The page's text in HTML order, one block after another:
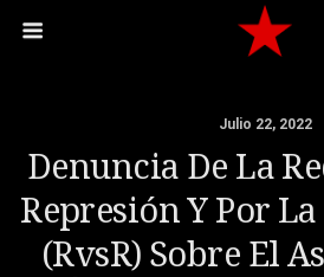
Julio 22, 2022
Denuncia De La
Represión Y Por
(RvsR) Sobre El